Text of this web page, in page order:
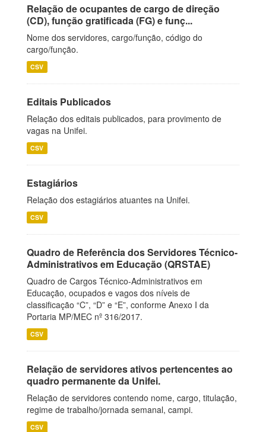
Relação de ocupantes de cargo de direção
(CD), função gratificada (FG) e funç...
Nome dos servidores, cargo/função, código do
cargo/função.
CSV
Editais Publicados
Relação dos editais publicados, para provimento de
vagas na Unifei.
CSV
Estagiários
Relação dos estagiários atuantes na Unifei.
CSV
Quadro de Referência dos Servidores Técnico-
Administrativos em Educação (QRSTAE)
Quadro de Cargos Técnico-Administrativos em
Educação, ocupados e vagos dos níveis de
classificação “C”, “D” e “E”, conforme Anexo I da
Portaria MP/MEC nº 316/2017.
CSV
Relação de servidores ativos pertencentes ao
quadro permanente da Unifei.
Relação de servidores contendo nome, cargo, titulação,
regime de trabalho/jornada semanal, campi.
CSV